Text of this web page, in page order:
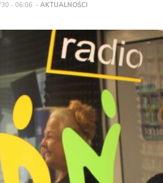
- 06:06 - AKTUALNOŚCI